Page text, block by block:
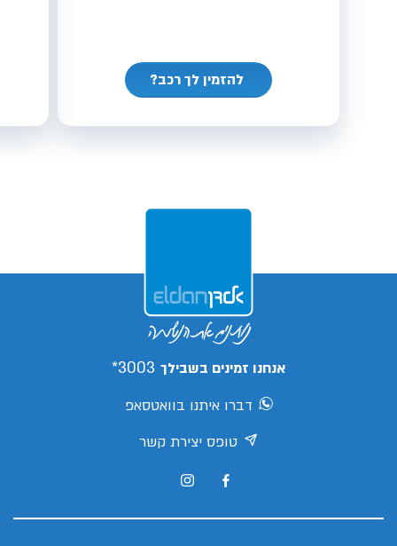
להזמין לך רכב?
אנחנו זמינים בשבילך 3003*
דברו איתנו בוואטסאפ
טופס יצירת קשר